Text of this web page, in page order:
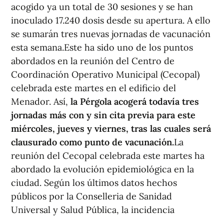
acogido ya un total de 30 sesiones y se han
inoculado 17.240 dosis desde su apertura. A ello
se sumarán tres nuevas jornadas de vacunación
esta semana.Este ha sido uno de los puntos
abordados en la reunión del Centro de
Coordinación Operativo Municipal (Cecopal)
celebrada este martes en el edificio del
Menador. Así, la Pérgola acogerá todavía tres
jornadas más con y sin cita previa para este
miércoles, jueves y viernes, tras las cuales será
clausurado como punto de vacunación.La
reunión del Cecopal celebrada este martes ha
abordado la evolución epidemiológica en la
ciudad. Según los últimos datos hechos
públicos por la Conselleria de Sanidad
Universal y Salud Pública, la incidencia